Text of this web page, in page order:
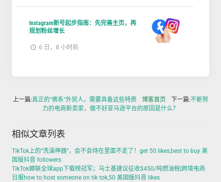
Instagram新号起步指南：先完善主页，再
规划粉丝增长
6 日，8 小时前
上一篇:真正的"佛系"外贸人，需要具备这些特质 博客首页 下一篇:不断努
力的电商新卖家，做不好亚马逊平台的原因是什么？
相似文章列表
TikTok上的“洗澡神器”，会不会待在里面不走了！get 50 likes,best to buy 美
国版抖音 followers
TikTok蝉联全球app下载榜冠军；马士基建议征收$450/吨燃油税|跨境电商
日报how to host someone on tik tok,50 美国版抖音 likes